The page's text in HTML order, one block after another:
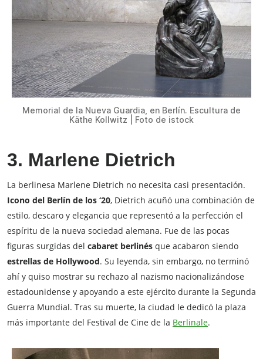
Memorial de la Nueva Guardia, en Berlín. Escultura de
Käthe Kollwitz | Foto de istock
3. Marlene Dietrich
La berlinesa Marlene Dietrich no necesita casi presentación.
Icono del Berlín de los ‘20, Dietrich acuñó una combinación de
estilo, descaro y elegancia que representó a la perfección el
espíritu de la nueva sociedad alemana. Fue de las pocas
figuras surgidas del cabaret berlinés que acabaron siendo
estrellas de Hollywood. Su leyenda, sin embargo, no terminó
ahí y quiso mostrar su rechazo al nazismo nacionalizándose
estadounidense y apoyando a este ejército durante la Segunda
Guerra Mundial. Tras su muerte, la ciudad le dedicó la plaza
más importante del Festival de Cine de la Berlinale.